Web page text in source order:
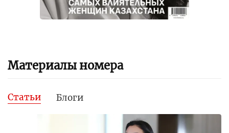
Материалы номера
Статьи Блоги